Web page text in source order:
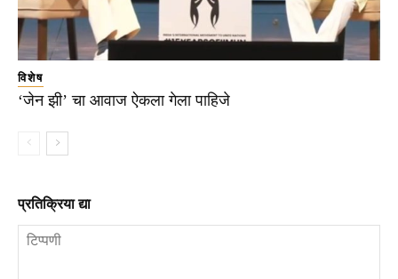
विशेष
‘जेन झी’ चा आवाज ऐकला गेला पाहिजे
प्रतिक्रिया द्या